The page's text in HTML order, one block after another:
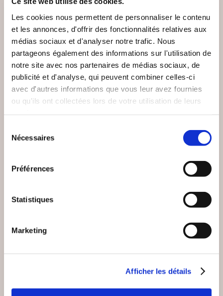
Les cookies nous permettent de personnaliser le contenu
et les annonces, d'offrir des fonctionnalités relatives aux
médias sociaux et d'analyser notre trafic. Nous
partageons également des informations sur l'utilisation de
notre site avec nos partenaires de médias sociaux, de
publicité et d'analyse, qui peuvent combiner celles-ci
avec d'autres informations que vous leur avez fournies
ou qu'ils ont collectées lors de votre utilisation de leurs
Nécessaires
Préférences
Statistiques
Marketing
Afficher les détails
Damien LANDEAU Adrien DECAESTECKER
11€00